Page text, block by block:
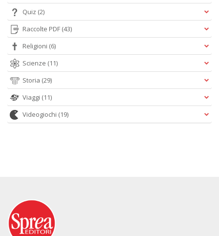
Quiz (2)
Raccolte PDF (43)
Religioni (6)
Scienze (11)
Storia (29)
Viaggi (11)
Videogiochi (19)